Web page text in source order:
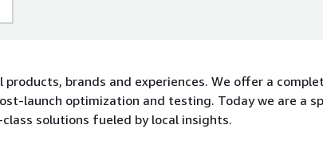
brands and experiences. We offer a
launch optimization and testing. Today we are a
solutions fueled by local insights.